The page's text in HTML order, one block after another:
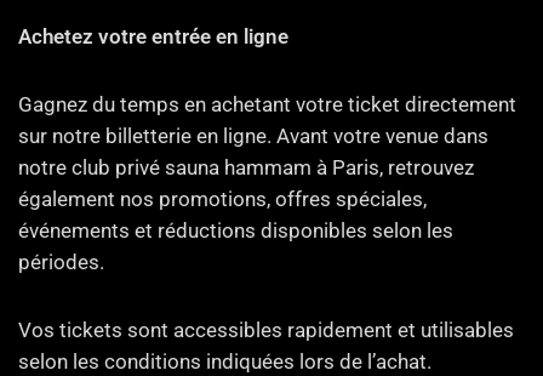
Achetez votre entrée en ligne
Gagnez du temps en achetant votre ticket directement
sur notre billetterie en ligne. Avant votre venue dans
notre club privé sauna hammam à Paris, retrouvez
également nos promotions, offres spéciales,
événements et réductions disponibles selon les
périodes.
Vos tickets sont accessibles rapidement et utilisables
selon les conditions indiquées lors de l’achat.